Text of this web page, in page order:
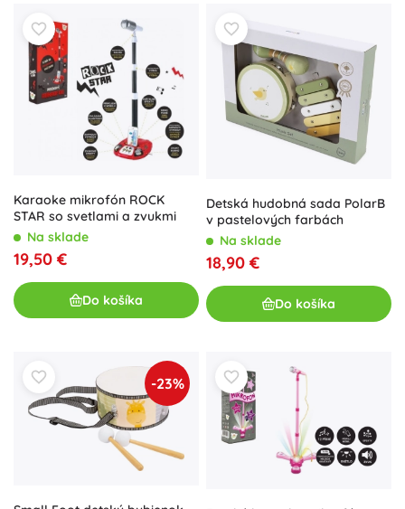
Karaoke mikrofón ROCK
STAR so svetlami a zvukmi
Na sklade
19,50 €
Do košíka
Detská hudobná sada PolarB
v pastelových farbách
Na sklade
18,90 €
Do košíka
-23%